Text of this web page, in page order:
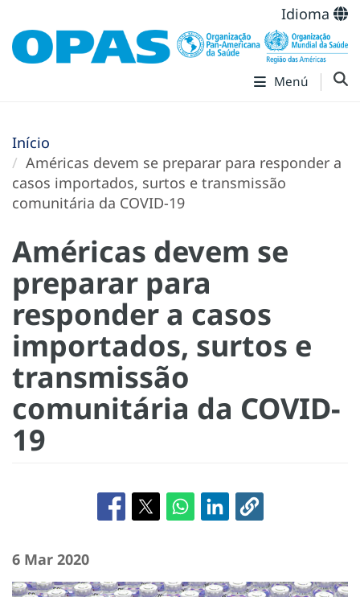
Idioma
Menú
Início
Américas devem se preparar para responder a
casos importados, surtos e transmissão
comunitária da COVID-19
Américas devem se
preparar para
responder a casos
importados, surtos e
transmissão
comunitária da COVID-
19
6 Mar 2020